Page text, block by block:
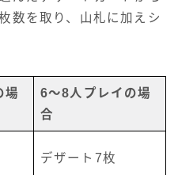
数を取り、山札に加えシ
場
6～8人プレイの場
合
デザート7枚